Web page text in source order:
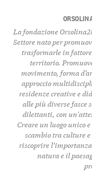
La fondazione
Settorenato per
trasformarle in
territorio.
movimento, forma
approccio
residenze creative e
alle più diversefasce
dilettanti, con
Creare un luogo unico
scambiotraculture
riscoprire
naturae il